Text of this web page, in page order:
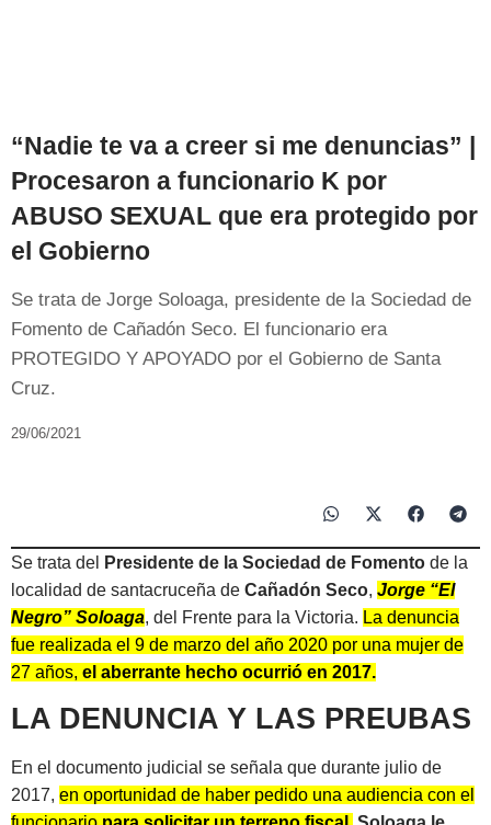
“Nadie te va a creer si me denuncias” |
Procesaron a funcionario K por
ABUSO SEXUAL que era protegido por
el Gobierno
Se trata de Jorge Soloaga, presidente de la Sociedad de
Fomento de Cañadón Seco. El funcionario era
PROTEGIDO Y APOYADO por el Gobierno de Santa
Cruz.
29/06/2021
Se trata del Presidente de la Sociedad de Fomento de la
localidad de santacruceña de Cañadón Seco, Jorge “El
Negro” Soloaga, del Frente para la Victoria. La denuncia
fue realizada el 9 de marzo del año 2020 por una mujer de
27 años, el aberrante hecho ocurrió en 2017.
LA DENUNCIA Y LAS PREUBAS
En el documento judicial se señala que durante julio de
2017, en oportunidad de haber pedido una audiencia con el